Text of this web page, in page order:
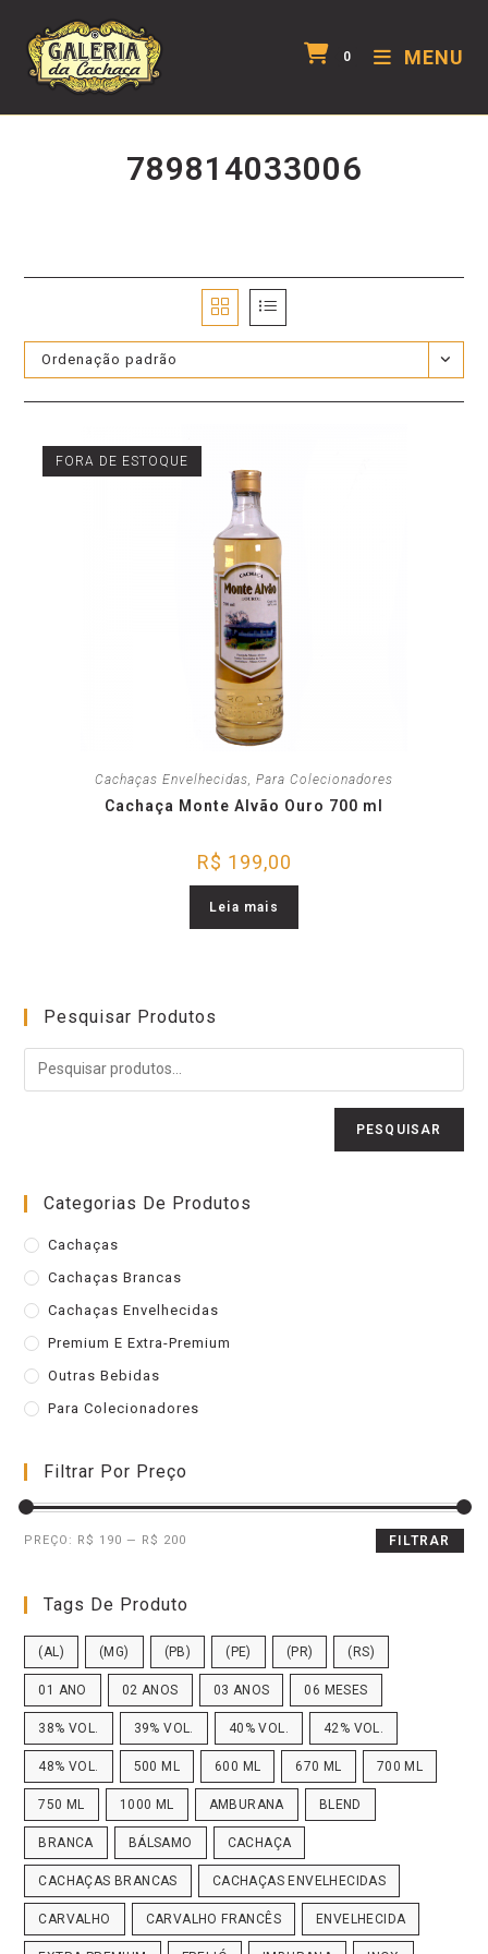
0 MENU
789814033006
Ordenação padrão
FORA DE ESTOQUE
Cachaças Envelhecidas, Para Colecionadores
Cachaça Monte Alvão Ouro 700 ml
R$ 199,00
Leia mais
Pesquisar Produtos
PESQUISAR
Categorias De Produtos
Cachaças
Cachaças Brancas
Cachaças Envelhecidas
Premium E Extra-Premium
Outras Bebidas
Para Colecionadores
Filtrar Por Preço
FILTRAR
PREÇO: R$ 190 — R$ 200
Tags De Produto
(AL) (MG) (PB) (PE) (PR) (RS)
01 ANO 02 ANOS 03 ANOS 06 MESES
38% VOL. 39% VOL. 40% VOL. 42% VOL.
48% VOL. 500 ML 600 ML 670 ML 700 ML
750 ML 1000 ML AMBURANA BLEND
BRANCA BÁLSAMO CACHAÇA
CACHAÇAS BRANCAS CACHAÇAS ENVELHECIDAS
CARVALHO CARVALHO FRANCÊS ENVELHECIDA